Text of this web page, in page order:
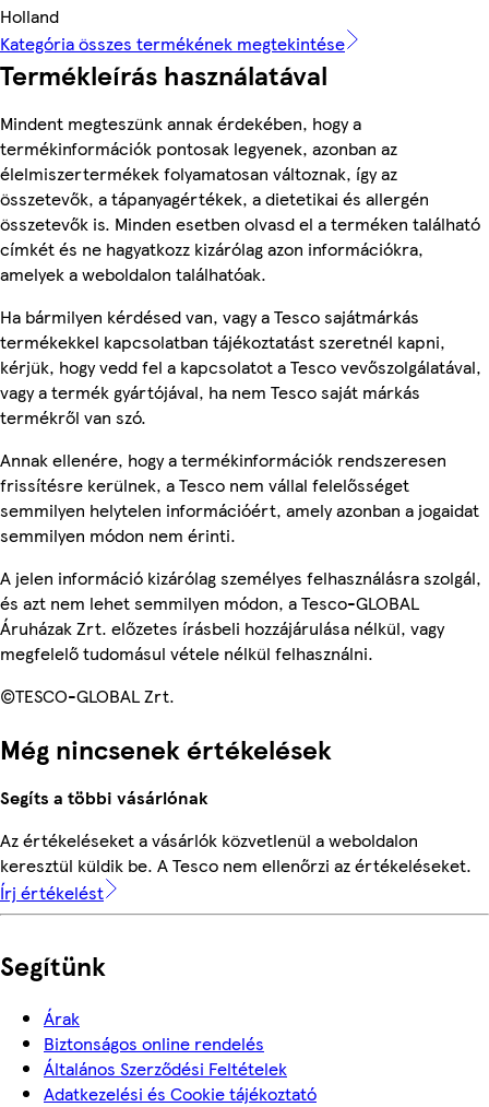
Holland
Kategória összes termékének megtekintése
Termékleírás használatával
Mindent megteszünk annak érdekében, hogy a
termékinformációk pontosak legyenek, azonban az
élelmiszertermékek folyamatosan változnak, így az
összetevők, a tápanyagértékek, a dietetikai és allergén
összetevők is. Minden esetben olvasd el a terméken található
címkét és ne hagyatkozz kizárólag azon információkra,
amelyek a weboldalon találhatóak.
Ha bármilyen kérdésed van, vagy a Tesco sajátmárkás
termékekkel kapcsolatban tájékoztatást szeretnél kapni,
kérjük, hogy vedd fel a kapcsolatot a Tesco vevőszolgálatával,
vagy a termék gyártójával, ha nem Tesco saját márkás
termékről van szó.
Annak ellenére, hogy a termékinformációk rendszeresen
frissítésre kerülnek, a Tesco nem vállal felelősséget
semmilyen helytelen információért, amely azonban a jogaidat
semmilyen módon nem érinti.
A jelen információ kizárólag személyes felhasználásra szolgál,
és azt nem lehet semmilyen módon, a Tesco-GLOBAL
Áruházak Zrt. előzetes írásbeli hozzájárulása nélkül, vagy
megfelelő tudomásul vétele nélkül felhasználni.
©TESCO-GLOBAL Zrt.
Még nincsenek értékelések
Segíts a többi vásárlónak
Az értékeléseket a vásárlók közvetlenül a weboldalon
keresztül küldik be. A Tesco nem ellenőrzi az értékeléseket.
Írj értékelést
Segítünk
Árak
Biztonságos online rendelés
Általános Szerződési Feltételek
Adatkezelési és Cookie tájékoztató